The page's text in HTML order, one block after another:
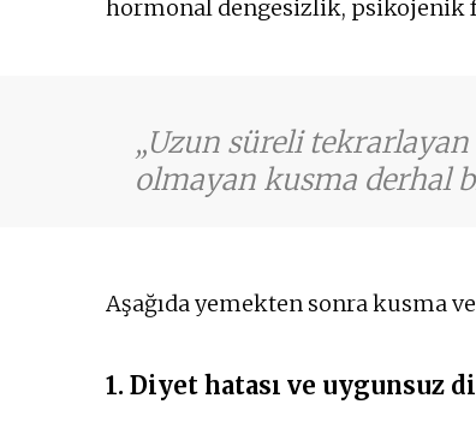
hormonal dengesizlik, psikojenik
Uzun süreli
olmayan kusma derhal
Aşağıda yemekten sonra kusma
1. Diyet hatası ve uygunsuz